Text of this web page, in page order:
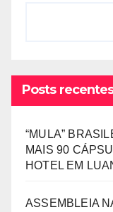
Posts
“MULA”
MAIS 90
HOTEL EM
ASSEMBLEIA